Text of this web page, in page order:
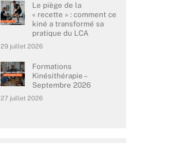
Le piège de la
« recette » : comment ce
kiné a transformé sa
pratique du LCA
29 juillet 2026
Formations
Kinésithérapie –
Septembre 2026
27 juillet 2026